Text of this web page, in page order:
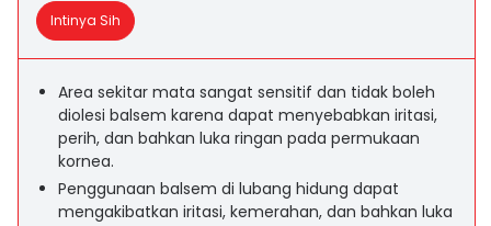
Intinya Sih
Area sekitar mata sangat sensitif dan tidak boleh
diolesi balsem karena dapat menyebabkan iritasi,
perih, dan bahkan luka ringan pada permukaan
kornea.
Penggunaan balsem di lubang hidung dapat
mengakibatkan iritasi, kemerahan, dan bahkan luka